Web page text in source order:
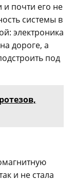
и почти его не
системы в
электроника
дороге, а
под
и не стала